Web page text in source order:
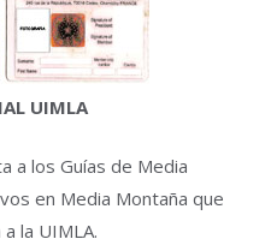
UIMLA
a los Guías de Media
en Media Montaña que
la UIMLA.